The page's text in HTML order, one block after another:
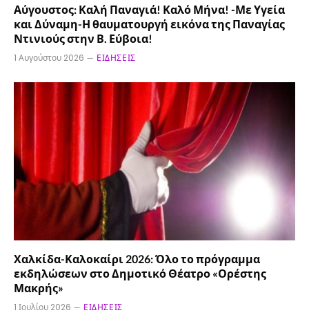
Αύγουστος: Καλή Παναγιά! Καλό Μήνα! -Με Υγεία
και Δύναμη-Η θαυματουργή εικόνα της Παναγίας
Ντινιούς στην Β. Εύβοια!
1 Αυγούστου 2026 ΕΙΔΉΣΕΙΣ
Χαλκίδα-Καλοκαίρι 2026: Όλο το πρόγραμμα
εκδηλώσεων στο Δημοτικό Θέατρο «Ορέστης
Μακρής»
1 Ιουλίου 2026 ΕΙΔΉΣΕΙΣ